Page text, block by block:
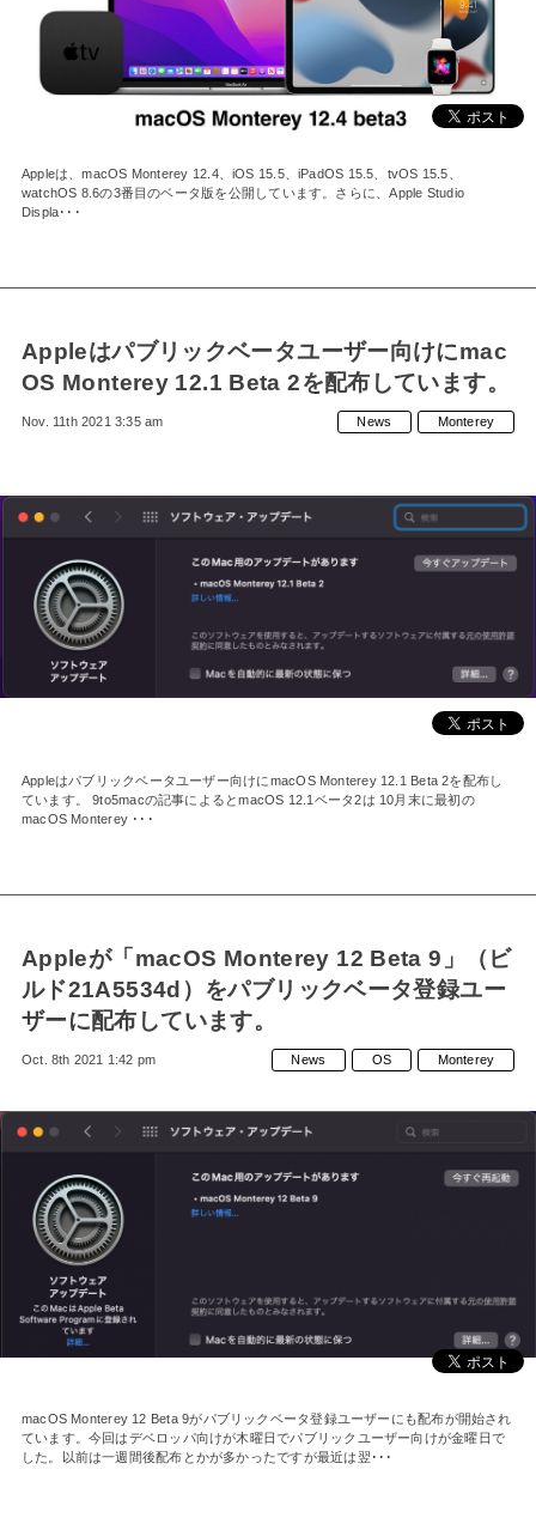
Appleは、macOS Monterey 12.4、iOS 15.5、iPadOS 15.5、tvOS 15.5、
watchOS 8.6の3番目のベータ版を公開しています。さらに、Apple Studio
Displa･･･
Appleはパブリックベータユーザー向けにmac
OS Monterey 12.1 Beta 2を配布しています。
Nov. 11th 2021 3:35 am News Monterey
Appleはパブリックベータユーザー向けにmacOS Monterey 12.1 Beta 2を配布し
ています。 9to5macの記事によるとmacOS 12.1ベータ2は 10月末に最初の
macOS Monterey ･･･
Appleが「macOS Monterey 12 Beta 9」（ビ
ルド21A5534d）をパブリックベータ登録ユー
ザーに配布しています。
Oct. 8th 2021 1:42 pm News OS Monterey
macOS Monterey 12 Beta 9がパブリックベータ登録ユーザーにも配布が開始され
ています。今回はデベロッパ向けが木曜日でパブリックユーザー向けが金曜日で
した。以前は一週間後配布とかが多かったですが最近は翌･･･